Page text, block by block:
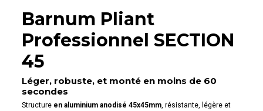
Barnum Pliant
Professionnel SECTION
45
Léger, robuste, et monté en moins de 60
secondes
Structure en aluminium anodisé 45x45mm , résistante, légère et